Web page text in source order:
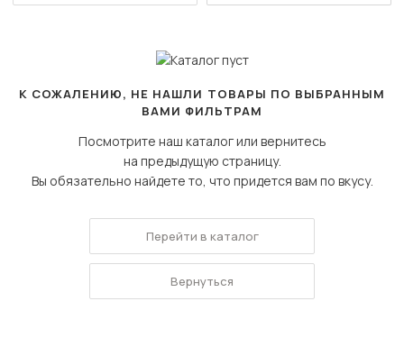
Сначала дешевые
К СОЖАЛЕНИЮ, НЕ НАШЛИ ТОВАРЫ ПО ВЫБРАННЫМ
ВАМИ ФИЛЬТРАМ
Посмотрите наш каталог или вернитесь
на предыдущую страницу.
Вы обязательно найдете то, что придется вам по вкусу.
Перейти в каталог
Вернуться